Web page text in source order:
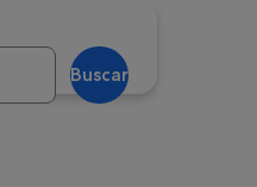
Buscar